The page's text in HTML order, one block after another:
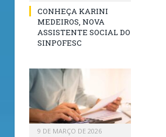
CONHEÇA KARINI
MEDEIROS, NOVA
ASSISTENTE SOCIAL DO
SINPOFESC
9 DE MARÇO DE 2026